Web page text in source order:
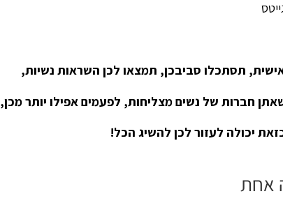
תסתכלו סביבכן, תמצאו לכן השראות נשיות,
חברות של נשים מצליחות, לפעמים אפילו יותר מכן,
יכולה לעזור לכן להשיג הכל!
אחת